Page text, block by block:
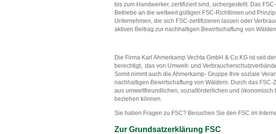
bis zum Handwerker, zertifiziert sind, sichergestellt. Das
Betriebe an die weltweit gültigen FSC-Richtlinien und
Unternehmen, die sich FSC-zertifizieren lassen oder
aktiven Beitrag zur nachhaltigen Bewirtschaftung von
Die Firma Karl Ahmerkamp Vechta GmbH & Co.KG ist seit
berechtigt, das von Umwelt- und
Somit nimmt auch die Ahmerkamp- Gruppe Ihre soziale
nachhaltigen Bewirtschaftung von Wäldern. Durch das
aus umweltfreundlichen, sozialförderlichen und
beziehen können.
Sie haben Fragen zu FSC? Besuchen Sie den FSC im
Zur Grundsatzerklärung FSC